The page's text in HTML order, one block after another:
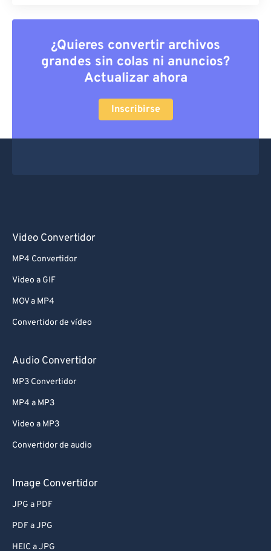
¿Quieres convertir archivos
grandes sin colas ni anuncios?
Actualizar ahora
Inscribirse
Video Convertidor
MP4 Convertidor
Video a GIF
MOV a MP4
Convertidor de vídeo
Audio Convertidor
MP3 Convertidor
MP4 a MP3
Video a MP3
Convertidor de audio
Image Convertidor
JPG a PDF
PDF a JPG
HEIC a JPG